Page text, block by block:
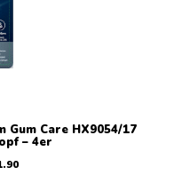
Gum Care HX9054/17
– 4er
.90